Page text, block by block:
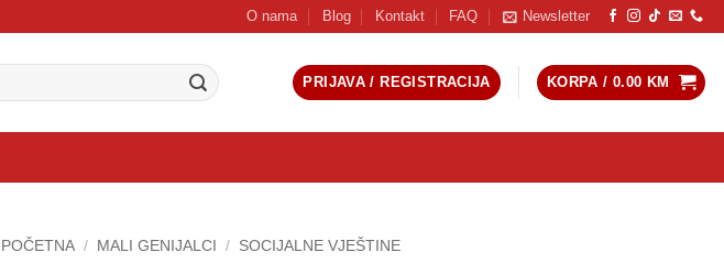
O nama Blog Kontakt FAQ Newsletter
PRIJAVA / REGISTRACIJA KORPA / 0.00 KM
POČETNA / MALI GENIJALCI / SOCIJALNE VJEŠTINE